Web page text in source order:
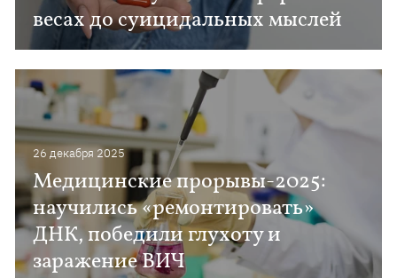
весах до суицидальных мыслей
26 декабря 2025
Медицинские прорывы-2025:
научились «ремонтировать»
ДНК, победили глухоту и
заражение ВИЧ